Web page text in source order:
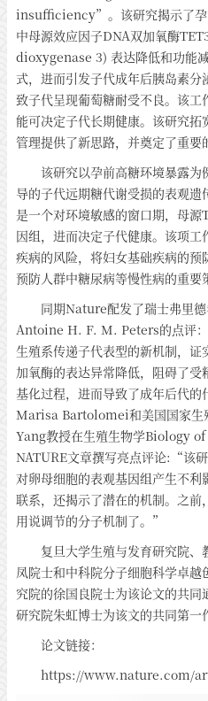
insufficiency”。该研究揭示了孕
中母源效应因子DNA双加氧酶
dioxygenase 3) 表达降低和功能
式，进而引发子代成年后胰岛素
致子代呈现葡萄糖耐受不良。该
能可决定子代长期健康。该研究
管理提供了新思路，并奠定了重要
该研究以孕前高糖环境暴露
导的子代远期糖代谢受损的表观
是一个对环境敏感的窗口期，母
因组，进而决定子代健康。该项
疾病的风险，将妇女基础疾病的
预防人群中糖尿病等慢性病的重要
同期Nature配发了瑞士弗里
Antoine H. F. M. Peters的点评
生殖系传递子代表型的新机制，
加氧酶的表达异常降低，阻碍了
基化过程，进而导致了成年后代
Marisa Bartolomei和美国国家生
Yang教授在生殖生物学Biology
NATURE文章撰写亮点评论:“该
对卵母细胞的表观基因组产生不
联系，还揭示了潜在的机制。之
用说调节的分子机制了。”
复旦大学生殖与发育研究院
凤院士和中科院分子细胞科学卓
究院的徐国良院士为该论文的共
研究院朱虹博士为该文的共同第一
论文链接：
https://www.nature.com/